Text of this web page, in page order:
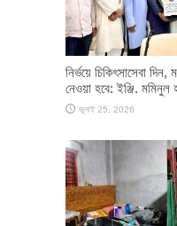
নির্ভয়ে চিকিৎসাসেবা
নেওয়া হবে: ইঞ্জি.
জুলাই 25, 2026